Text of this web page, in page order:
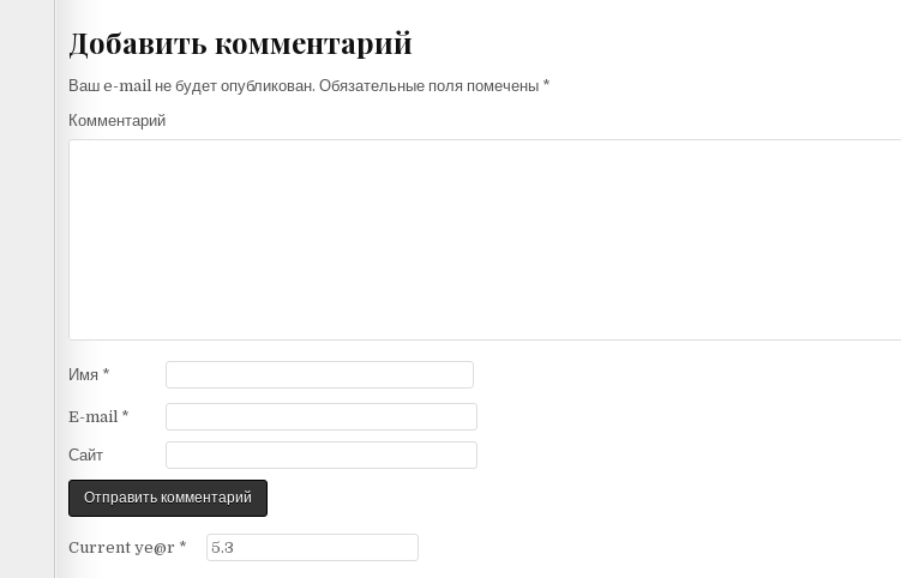
Добавить комментарий
Ваш e-mail не будет опубликован. Обязательные поля помечены *
Комментарий
Имя *
E-mail *
Сайт
Current ye@r *